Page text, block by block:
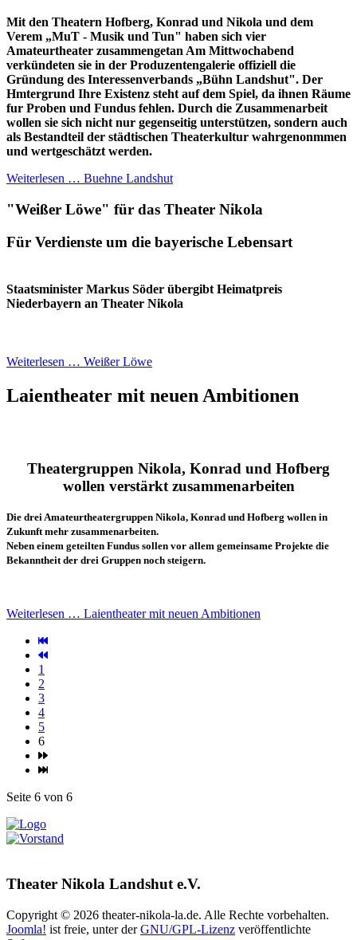
Mit den Theatern Hofberg, Konrad und Nikola und dem
Verem „MuT - Musik und Tun" haben sich vier
Amateurtheater zusammengetan Am Mittwochabend
verkündeten sie in der Produzentengalerie offiziell die
Gründung des Interessenverbands „Bühn Landshut". Der
Hmtergrund Ihre Existenz steht auf dem Spiel, da ihnen Räume
fur Proben und Fundus fehlen. Durch die Zusammenarbeit
wollen sie sich nicht nur gegenseitig unterstützen, sondern auch
als Bestandteil der städtischen Theaterkultur wahrgenonmmen
und wertgeschätzt werden.
Weiterlesen … Buehne Landshut
"Weißer Löwe" für das Theater Nikola
Für Verdienste um die bayerische Lebensart
Staatsminister Markus Söder übergibt Heimatpreis
Niederbayern an Theater Nikola
Weiterlesen … Weißer Löwe
Laientheater mit neuen Ambitionen
Theatergruppen Nikola, Konrad und Hofberg
wollen verstärkt zusammenarbeiten
Die drei Amateurtheatergruppen Nikola, Konrad und Hofberg wollen in
Zukunft mehr zusammenarbeiten.
Neben einem geteilten Fundus sollen vor allem gemeinsame Projekte die
Bekanntheit der drei Gruppen noch steigern.
Weiterlesen … Laientheater mit neuen Ambitionen
1
2
3
4
5
6
Seite 6 von 6
Theater Nikola Landshut e.V.
Copyright © 2026 theater-nikola-la.de. Alle Rechte vorbehalten.
Joomla! ist freie, unter derGNU/GPL-Lizenz veröffentlichte